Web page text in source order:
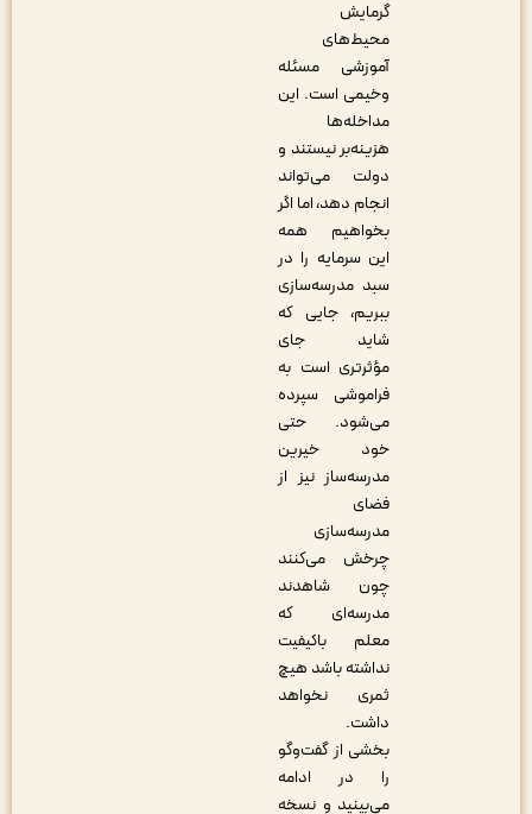
محیط‌های
آموزشی مسئله
وخیمی است. این
مداخله‌ها
هزینه‌بر نیستند و
دولت می‌تواند
انجام دهد، اما اگر
بخواهیم همه
این سرمایه را در
سبد مدرسه‌سازی
ببریم، جایی که
شاید جای
مؤثرتری است به
فراموشی سپرده
می‌شود. حتی
خود خیرین
مدرسه‌ساز نیز از
مدرسه‌سازی
چرخش می‌کنند
چون شاهدند
مدرسه‌ای‌ که
معلم باکیفیت
نداشته باشد هیچ
ثمری نخواهد
بخشی از گفت‌وگو
را در ادامه
می‌بینید و نسخه